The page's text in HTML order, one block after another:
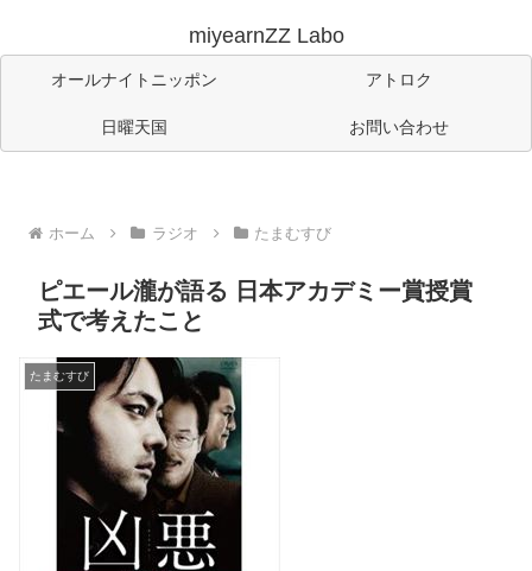
miyearnZZ Labo
オールナイトニッポン アトロク
日曜天国 お問い合わせ
ホーム ラジオ たまむすび
ピエール瀧が語る 日本アカデミー賞授賞
式で考えたこと
たまむすび